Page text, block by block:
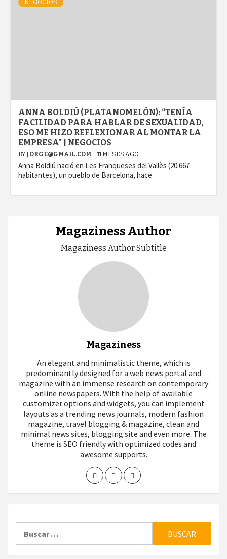
NEGOCIOS
ANNA BOLDIÚ (PLATANOMELÓN): “TENÍA
FACILIDAD PARA HABLAR DE SEXUALIDAD,
ESO ME HIZO REFLEXIONAR AL MONTAR LA
EMPRESA” | NEGOCIOS
BY JORGE@GMAIL.COM 11 MESES AGO
Anna Boldiú nació en Les Franqueses del Vallès (20.667
habitantes), un pueblo de Barcelona, hace
Magaziness Author
Magaziness Author Subtitle
Magaziness
An elegant and minimalistic theme, which is
predominantly designed for a web news portal and
magazine with an immense research on contemporary
online newspapers. With the help of available
customizer options and widgets, you can implement
layouts as a trending news journals, modern fashion
magazine, travel blogging & magazine, clean and
minimal news sites, blogging site and even more. The
theme is SEO friendly with optimized codes and
awesome supports.